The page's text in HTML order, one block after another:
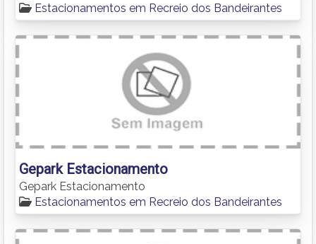
Estacionamentos em Recreio dos Bandeirantes
Gepark Estacionamento
Gepark Estacionamento
Estacionamentos em Recreio dos Bandeirantes